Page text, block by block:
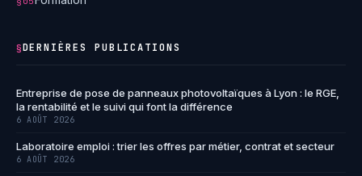
§DERNIÈRES PUBLICATIONS
Entreprise de pose de panneaux photovoltaïques à Lyon : le RGE,
la rentabilité et le suivi qui font la différence
6 AOÛT 2026
Laboratoire emploi : trier les offres par métier, contrat et secteur
6 AOÛT 2026